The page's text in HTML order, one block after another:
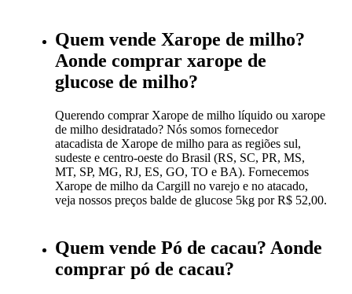
Quem vende Xarope de milho?
Aonde comprar xarope de
glucose de milho?
Querendo comprar Xarope de milho líquido ou xarope
de milho desidratado? Nós somos fornecedor
atacadista de Xarope de milho para as regiões sul,
sudeste e centro-oeste do Brasil (RS, SC, PR, MS,
MT, SP, MG, RJ, ES, GO, TO e BA). Fornecemos
Xarope de milho da Cargill no varejo e no atacado,
veja nossos preços balde de glucose 5kg por R$ 52,00.
Quem vende Pó de cacau? Aonde
comprar pó de cacau?